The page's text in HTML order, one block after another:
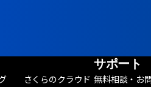
さくらのクラウド
サポート
無料相談・お